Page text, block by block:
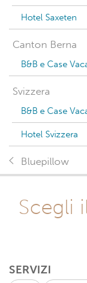
Hotel Saxeten
Canton Berna
B&B e Case
Svizzera
B&B e Case
Hotel Svizzera
Bluepillow
Scegli
SERVIZI